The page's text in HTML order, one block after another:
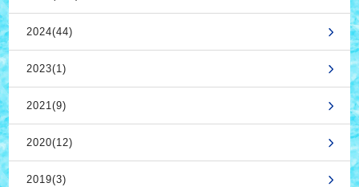
2024(44)
2023(1)
2021(9)
2020(12)
2019(3)